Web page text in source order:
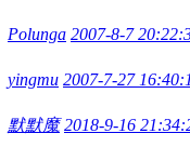
Polunga 2007-8-7
yingmu 2007-7-27
默默魔 2018-9-16